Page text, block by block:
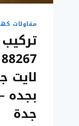
مقاولات
لايت
بجده
جدة